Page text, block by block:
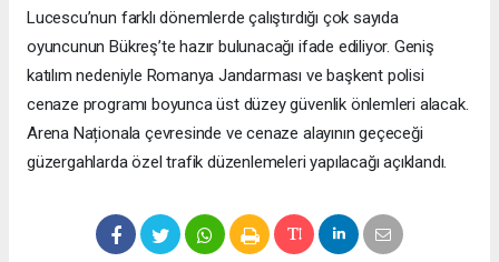
Lucescu’nun farklı dönemlerde çalıştırdığı çok sayıda
oyuncunun Bükreş’te hazır bulunacağı ifade ediliyor. Geniş
katılım nedeniyle Romanya Jandarması ve başkent polisi
cenaze programı boyunca üst düzey güvenlik önlemleri alacak.
Arena Naționala çevresinde ve cenaze alayının geçeceği
güzergahlarda özel trafik düzenlemeleri yapılacağı açıklandı.